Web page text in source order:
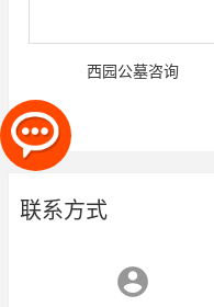
西园公墓咨询
联系方式